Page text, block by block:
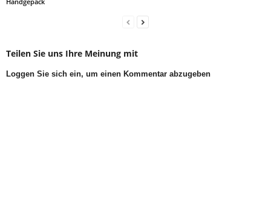
Teilen Sie uns Ihre Meinung mit
Loggen Sie sich ein, um einen Kommentar abzugeben